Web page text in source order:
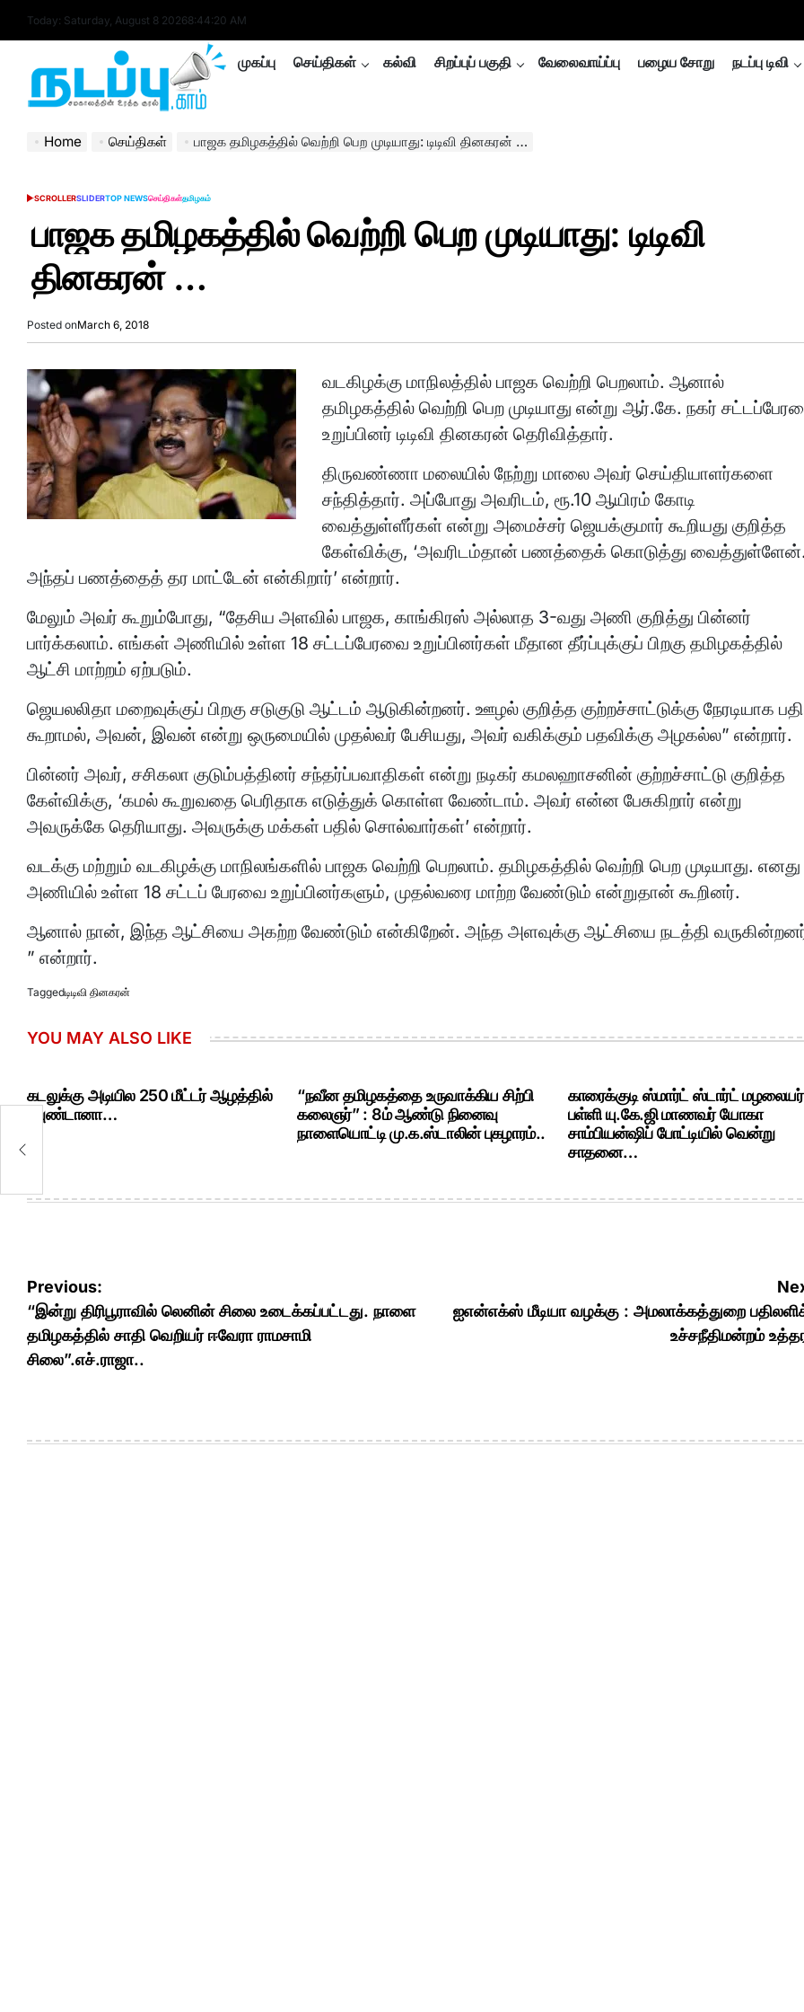
Today: Saturday, August 8 20268:44:21 AM
nadappu.com
முகப்பு செய்திகள் கல்வி சிறப்புப் பகுதி வேலைவாய்ப்பு பழைய சோறு நடப்பு டிவி
Home செய்திகள் பாஜக தமிழகத்தில் வெற்றி பெற முடியாது: டிடிவி தினகரன் …
POSTED
SCROLLERSLIDERTOP NEWSசெய்திகள்தமிழகம்
பாஜக தமிழகத்தில் வெற்றி பெற முடியாது: டிடிவி
தினகரன் …
Posted onMarch 6, 2018
வடகிழக்கு மாநிலத்தில் பாஜக வெற்றி பெறலாம். ஆனால்
தமிழகத்தில் வெற்றி பெற முடியாது என்று ஆர்.கே. நகர்
உறுப்பினர் டிடிவி தினகரன் தெரிவித்தார்.
திருவண்ணா மலையில் நேற்று மாலை அவர் செய்தியாளர்களை
சந்தித்தார். அப்போது அவரிடம், ரூ.10 ஆயிரம் கோடி
வைத்துள்ளீர்கள் என்று அமைச்சர் ஜெயக்குமார் கூறியது குறித்த
கேள்விக்கு, ‘அவரிடம்தான் பணத்தைக் கொடுத்து வைத்துள்ளேன்.
அந்தப் பணத்தைத் தர மாட்டேன் என்கிறார்’ என்றார்.
மேலும் அவர் கூறும்போது, “தேசிய அளவில் பாஜக, காங்கிரஸ் அல்லாத 3-வது அணி குறித்து பின்னர்
பார்க்கலாம். எங்கள் அணியில் உள்ள 18 சட்டப்பேரவை உறுப்பினர்கள் மீதான தீர்ப்புக்குப் பிறகு தமிழகத்தில்
ஆட்சி மாற்றம் ஏற்படும்.
ஜெயலலிதா மறைவுக்குப் பிறகு சடுகுடு ஆட்டம் ஆடுகின்றனர். ஊழல் குறித்த குற்றச்சாட்டுக்கு நேரடியாக
கூறாமல், அவன், இவன் என்று ஒருமையில் முதல்வர் பேசியது, அவர் வகிக்கும் பதவிக்கு அழகல்ல” என்றார்.
பின்னர் அவர், சசிகலா குடும்பத்தினர் சந்தர்ப்பவாதிகள் என்று நடிகர் கமலஹாசனின் குற்றச்சாட்டு குறித்த
கேள்விக்கு, ‘கமல் கூறுவதை பெரிதாக எடுத்துக் கொள்ள வேண்டாம். அவர் என்ன பேசுகிறார் என்று
அவருக்கே தெரியாது. அவருக்கு மக்கள் பதில் சொல்வார்கள்’ என்றார்.
வடக்கு மற்றும் வடகிழக்கு மாநிலங்களில் பாஜக வெற்றி பெறலாம். தமிழகத்தில் வெற்றி பெற முடியாது. எனது
அணியில் உள்ள 18 சட்டப் பேரவை உறுப்பினர்களும், முதல்வரை மாற்ற வேண்டும் என்றுதான் கூறினர்.
ஆனால் நான், இந்த ஆட்சியை அகற்ற வேண்டும் என்கிறேன். அந்த அளவுக்கு ஆட்சியை நடத்தி
” என்றார்.
Taggedடிடிவி தினகரன்
YOU MAY ALSO LIKE
கடலுக்கு அடியில 250 மீட்டர் ஆழத்தில்
ரவுண்டானா…
“நவீன தமிழகத்தை உருவாக்கிய சிற்பி
கலைஞர்” : 8ம் ஆண்டு நினைவு
நாளையொட்டி மு.க.ஸ்டாலின் புகழாரம்..
காரைக்குடி ஸ்மார்ட் ஸ்டார்ட் மழலையர்
பள்ளி யு.கே.ஜி மாணவர் யோகா
சாம்பியன்ஷிப் போட்டியில் வென்று
சாதனை…
Post
navigation
Previous:
“இன்று திரிபூராவில் லெனின் சிலை உடைக்கப்பட்டது. நாளை
தமிழகத்தில் சாதி வெறியர் ஈவேரா ராமசாமி
சிலை”.எச்.ராஜா..
ஐஎன்எக்ஸ் மீடியா வழக்கு : அமலாக்கத்துறை
உச்சநீதிமன்றம்